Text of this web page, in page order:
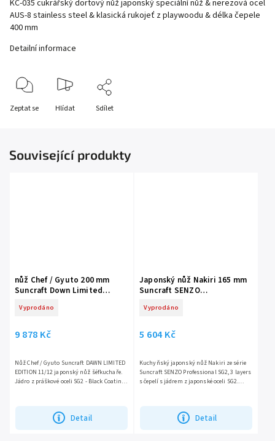
KC-035 cukrářský dortový nůž japonský speciální nůž & nerezová ocel
AUS-8 stainless steel & klasická rukojeť z playwoodu & délka čepele
400 mm
Detailní informace
Zeptat se Hlídat Sdílet
Související produkty
nůž Chef / Gyuto 200 mm
Suncraft Down Limited
Vyprodáno
9 878 Kč
Detail
Nůž Chef / Gyuto Suncraft DAWN LIMITED
EDITION 11/12 japonský nůž šéfkuchaře.
Jádro z práškové oceli SG2 - Black Coating.
Japonský nůž Nakiri 165 mm
Suncraft SENZO
Steel
Vyprodáno
5 604 Kč
Detail
Kuchyňský japonský nůž Nakiri ze série
Suncraft SENZO Professional SG2, 3 layers
s čepelí s jádrem z japonské oceli SG2.